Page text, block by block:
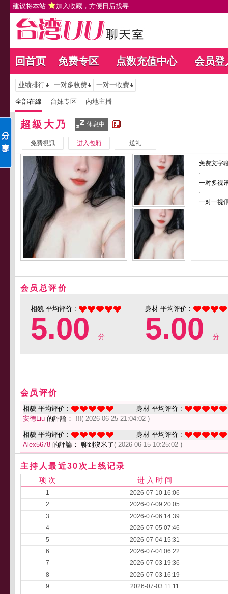
建议将本站 加入收藏 ，方便日后找寻
回首页 免费专区 点数充值中心 会员登
业绩排行 一对多收费 一对一收费
全部在線 台妹专区 內地主播
超級大乃 休息中
免費視訊 进入包厢 送礼
免费文字
一对多视
一对一视
会员总评价
相貌 平均评价 :
5.00 分
身材 平均评价 :
5.00 分
会员评价
相貌 平均评价 :
身材 平均评价 :
安德Liu 的評論： !!!( 2026-06-25 21:04:02 )
相貌 平均评价 :
身材 平均评价 :
Alex5678 的評論： 聊到沒米了 ( 2026-06-15 10:25:02 )
主持人最近30次上线记录
项 次 进 入 时 间
1
2026-07-10 16:06
2
2026-07-09 20:05
3
2026-07-06 14:39
4
2026-07-05 07:46
5
2026-07-04 15:31
6
2026-07-04 06:22
7
2026-07-03 19:36
8
2026-07-03 16:19
9
2026-07-03 11:11